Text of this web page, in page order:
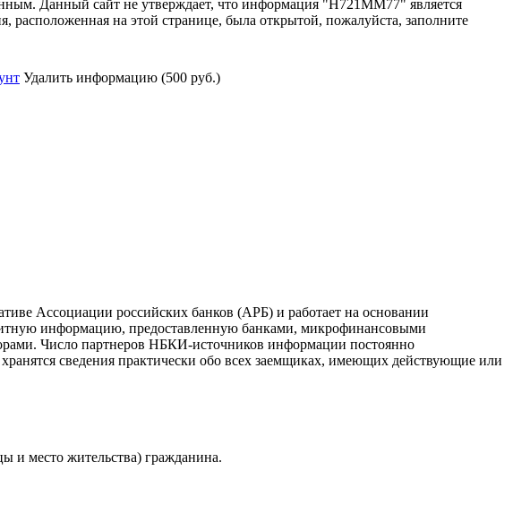
Данный сайт не утверждает, что информация "Н721ММ77" является
на этой странице, была открытой, пожалуйста, заполните
Удалить информацию (500 руб.)
Ассоциации российских банков (АРБ) и работает на основании
информацию, предоставленную банками, микрофинансовыми
Число партнеров НБКИ-источников информации постоянно
сведения практически обо всех заемщиках, имеющих действующие или
и место жительства) гражданина.